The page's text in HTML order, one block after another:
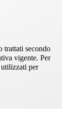
trattati secondo
vigente. Per
per